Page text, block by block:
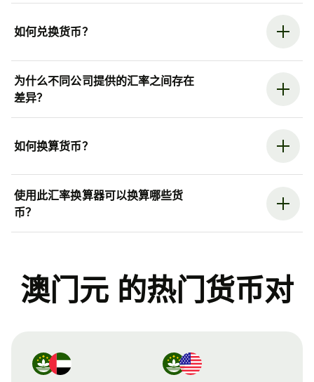
如何兑换货币？
为什么不同公司提供的汇率之间存在
差异？
如何换算货币？
使用此汇率换算器可以换算哪些货
币？
澳门元 的热门货币对